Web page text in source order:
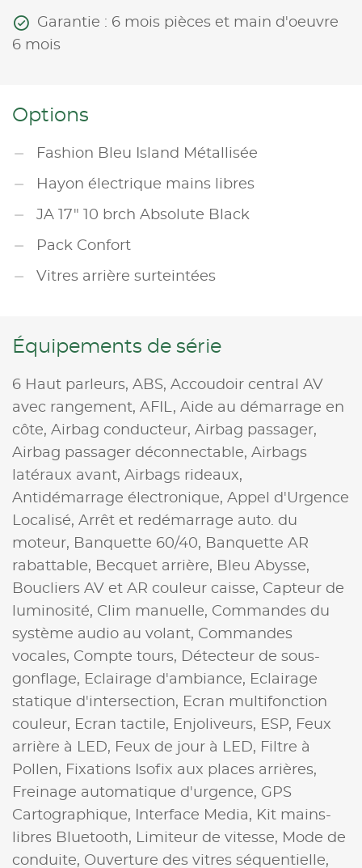
Garantie : 6 mois pièces et main d'oeuvre
6 mois
Options
Fashion Bleu Island Métallisée
Hayon électrique mains libres
JA 17" 10 brch Absolute Black
Pack Confort
Vitres arrière surteintées
Équipements de série
6 Haut parleurs, ABS, Accoudoir central AV
avec rangement, AFIL, Aide au démarrage en
côte, Airbag conducteur, Airbag passager,
Airbag passager déconnectable, Airbags
latéraux avant, Airbags rideaux,
Antidémarrage électronique, Appel d'Urgence
Localisé, Arrêt et redémarrage auto. du
moteur, Banquette 60/40, Banquette AR
rabattable, Becquet arrière, Bleu Abysse,
Boucliers AV et AR couleur caisse, Capteur de
luminosité, Clim manuelle, Commandes du
système audio au volant, Commandes
vocales, Compte tours,
Détecteur de sous-
gonflage, Eclairage d'ambiance, Eclairage
statique d'intersection, Ecran multifonction
couleur, Ecran tactile, Enjoliveurs, ESP, Feux
arrière à LED, Feux de jour à LED, Filtre à
Pollen, Fixations Isofix aux places arrières,
Freinage automatique d'urgence, GPS
Cartographique,
Interface Media, Kit mains-
libres Bluetooth,
Limiteur de vitesse, Mode de
conduite, Ouverture des vitres séquentielle,